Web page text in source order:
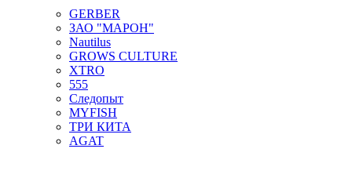
GERBER
ЗАО "МАРОН"
Nautilus
GROWS CULTURE
XTRO
555
Следопыт
MYFISH
ТРИ КИТА
AGAT